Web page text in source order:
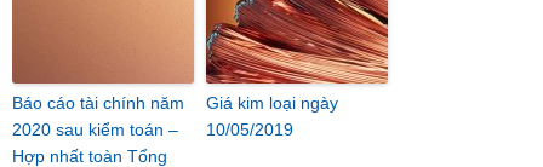
Báo cáo tài chính năm
2020 sau kiểm toán –
Hợp nhất toàn Tổng
Giá kim loại ngày
10/05/2019